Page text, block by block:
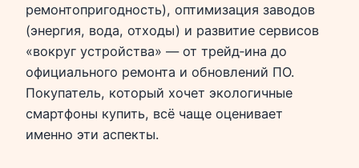
ремонтопригодность), оптимизация заводов
(энергия, вода, отходы) и развитие сервисов
«вокруг устройства» — от трейд‑ина до
официального ремонта и обновлений ПО.
Покупатель, который хочет экологичные
смартфоны купить, всё чаще оценивает
именно эти аспекты.